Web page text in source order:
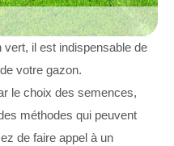
vert, il est indispensable de
votre gazon.
le choix des semences,
méthodes qui peuvent
de faire appel à un